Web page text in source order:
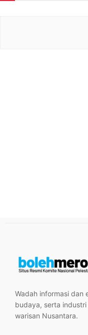
Wadah informasi dan
budaya, serta
warisan Nusantara.